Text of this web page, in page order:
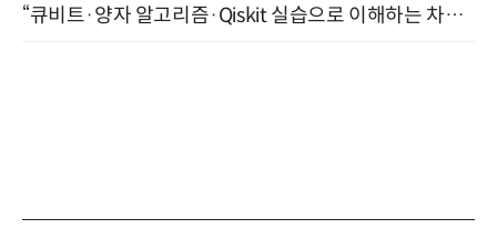
“큐비트·양자 알고리즘·Qiskit 실습으로 이해하는 차세대 컴퓨팅” (8/28)